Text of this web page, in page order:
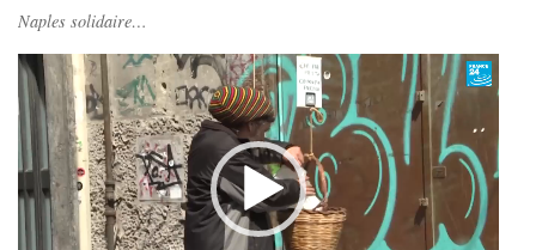
Naples solidaire…
Lecteur
vidéo